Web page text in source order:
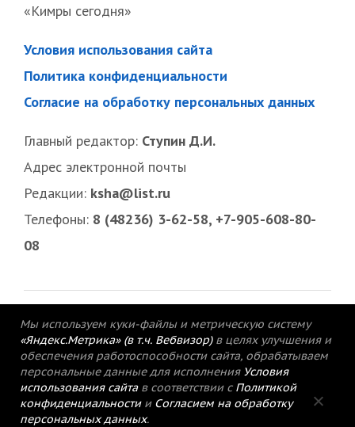
«Кимры сегодня»
Условия использования сайта
Политика конфиденциальности
Согласие на обработку персональных данных
Главный редактор: Ступин Д.И.
Адрес электронной почты
Редакции: ksha@list.ru
Телефоны: 8 (48236) 3-62-58, +7-905-608-80-
08
Мы используем куки-файлы и метрическую систему
«Яндекс.Метрика» (в т.ч. Вебвизор) в целях улучшения и
обеспечения работоспособности сайта, обрабатываем
персональные данные для исполнения Условия
использования сайтав соответствии с Политикой
конфиденциальностии Согласием на обработку
персональных данных.